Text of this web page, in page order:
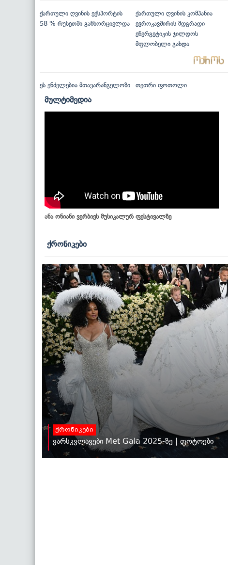
ქართული ღვინის ექსპორტის
58 % რუსეთში განხორციელდა
ქართული ღვინის კომპანია
ევროკავშირის მდგრადი
ენერგეტიკის ჯილდოს
მფლობელი გახდა
ეს ენძელებია მთავარანგელოზი თეთრი ფოთოლი
მულტიმედია
ანა ონიანი ვერბიეს მუსიკალურ ფესტივალზე
ქრონიკები
ქრონიკები
ვარსკვლავები Met Gala 2025-ზე | ფოტოები